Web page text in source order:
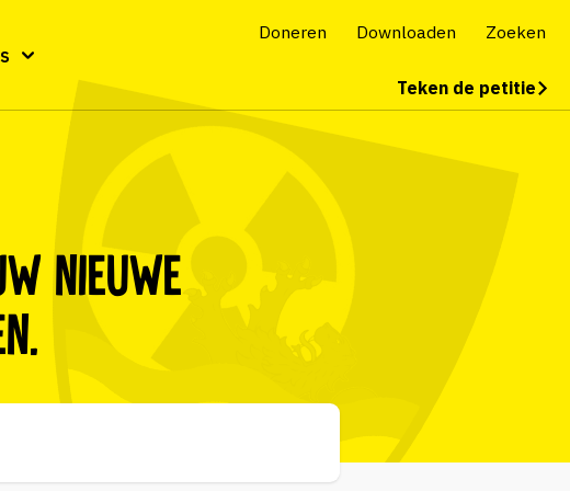
Doneren Downloaden Zoeken
Teken de petitie
nieuwe